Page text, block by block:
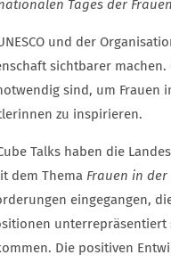
Tages der
und der
sichtbarer
sind, um Frauen
zu inspirieren.
Talks haben die
dem Thema Frauen in
eingegangen,
Die positiven